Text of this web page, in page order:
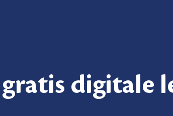
digitale